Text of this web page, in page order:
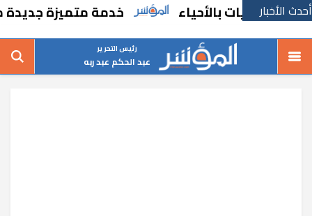
أحدث الأخباربالأحياء خدمة متميزة جديدة من
رئيس التحرير
عبد الحكم عبد ربه